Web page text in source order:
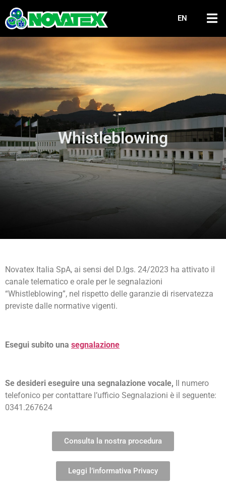
EN
Whistleblowing
Novatex Italia SpA, ai sensi del D.lgs. 24/2023 ha attivato il
canale telematico e orale per le segnalazioni
“Whistleblowing”, nel rispetto delle garanzie di riservatezza
previste dalle normative vigenti.
Esegui subito una segnalazione
Se desideri eseguire una segnalazione vocale,
Il numero
telefonico per contattare l’ufficio Segnalazioni è il seguente:
0341.267624
Consulta la nostra procedura
Leggi l’informativa Privacy